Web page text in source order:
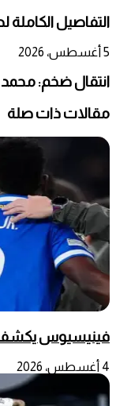
التفاصيل الكاملة
5 أغسطس، 2026
انتقال ضخم: محمد
مقالات ذات صلة
فينيسيوس يكشف
4 أغسطس، 2026